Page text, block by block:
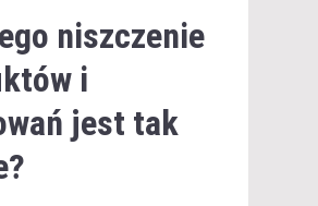
niszczenie
i
jest tak